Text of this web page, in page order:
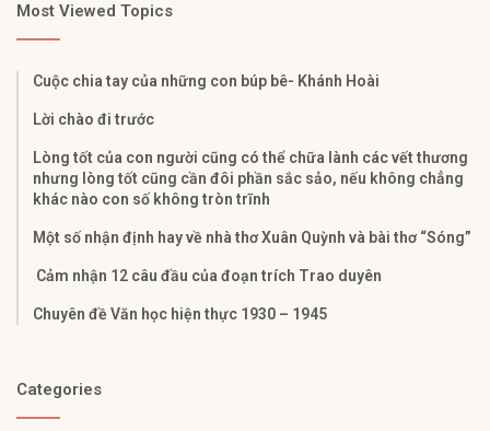
Most Viewed Topics
Cuộc chia tay của những con búp bê- Khánh Hoài
Lời chào đi trước
Lòng tốt của con người cũng có thể chữa lành các vết thương
nhưng lòng tốt cũng cần đôi phần sắc sảo, nếu không chẳng
khác nào con số không tròn trĩnh
Một số nhận định hay về nhà thơ Xuân Quỳnh và bài thơ “Sóng”
Cảm nhận 12 câu đầu của đoạn trích Trao duyên
Chuyên đề Văn học hiện thực 1930 – 1945
Categories